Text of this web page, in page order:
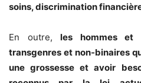
soins, discrimination
En outre,les hommes et
transgenres et non-binaires
une grossesse et avoir